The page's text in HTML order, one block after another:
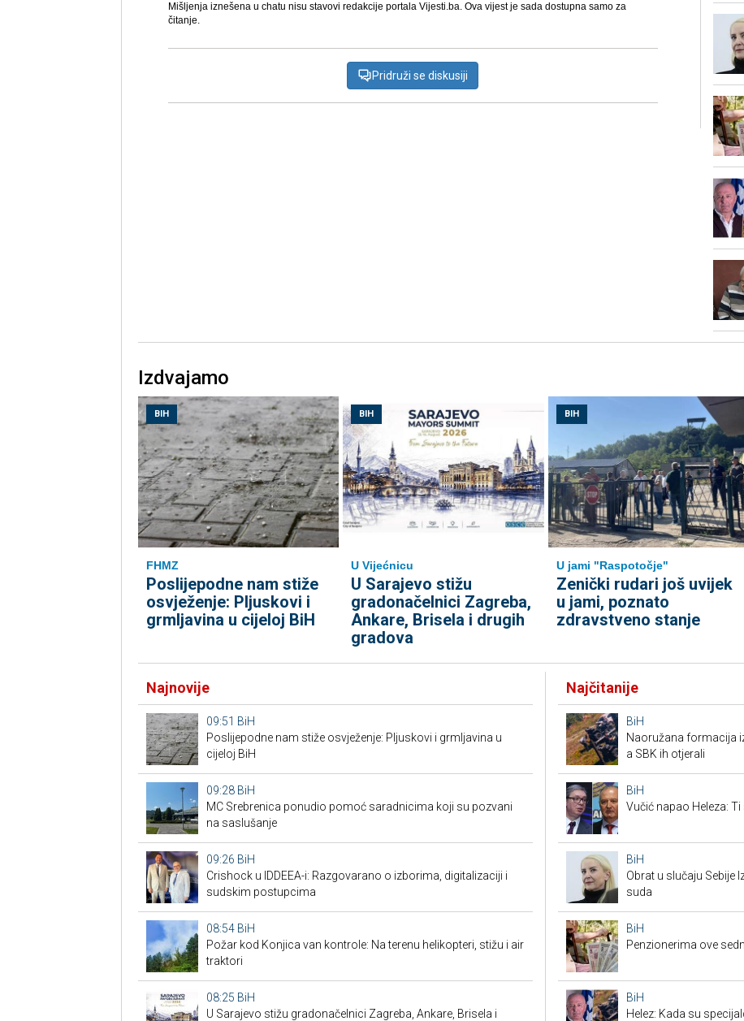
Mišljenja iznešena u chatu nisu stavovi redakcije portala Vijesti.ba. Ova vijest je sada dostupna samo za
čitanje.
Pridruži se diskusiji
Izdvajamo
BIH
FHMZ
Poslijepodne nam stiže
osvježenje: Pljuskovi i
grmljavina u cijeloj BiH
BIH
U Vijećnicu
U Sarajevo stižu
gradonačelnici Zagreba,
Ankare, Brisela i drugih
gradova
BIH
U jami "Raspotočje"
Zenički rudari još uvijek
u jami, poznato
zdravstveno stanje
Najnovije
09:51 BiH
Poslijepodne nam stiže osvježenje: Pljuskovi i grmljavina u
cijeloj BiH
09:28 BiH
MC Srebrenica ponudio pomoć saradnicima koji su pozvani
na saslušanje
09:26 BiH
Crishock u IDDEEA-i: Razgovarano o izborima, digitalizaciji i
sudskim postupcima
08:54 BiH
Požar kod Konjica van kontrole: Na terenu helikopteri, stižu i air
traktori
08:25 BiH
U Sarajevo stižu gradonačelnici Zagreba, Ankare, Brisela i
Najčitanije
BiH
Naoružana formacija
a SBK ih otjerali
BiH
Vučić napao Heleza:
BiH
Obrat u slučaju Sebije
suda
BiH
Penzionerima ove
BiH
Helez: Kada su